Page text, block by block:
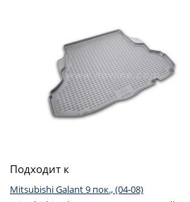
Подходит к
Mitsubishi Galant 9 пок., (04-08)